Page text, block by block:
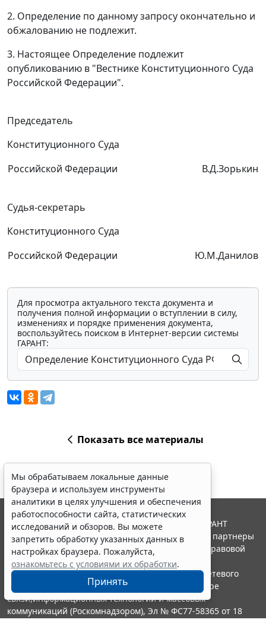
2. Определение по данному запросу окончательно и
обжалованию не подлежит.
3. Настоящее Определение подлежит
опубликованию в "Вестнике Конституционного Суда
Российской Федерации".
Председатель
Конституционного Суда
Российской Федерации
В.Д.Зорькин
Судья-секретарь
Конституционного Суда
Российской Федерации
Ю.М.Данилов
Для просмотра актуального текста документа и
получения полной информации о вступлении в силу,
изменениях и порядке применения документа,
воспользуйтесь поиском в Интернет-версии системы
ГАРАНТ:
Показать все материалы
Мы обрабатываем локальные данные
браузера и используем инструменты
аналитики в целях улучшения и обеспечения
работоспособности сайта, статистических
исследований и обзоров. Вы можете
запретить обработку указанных данных в
настройках браузера. Пожалуйста,
ознакомьтесь с условиями их обработки.
Принять
© ООО "НПП "ГАРАНТ-СЕРВИС", 2026. Система ГАРАНТ
выпускается с 1990 года. Компания "Гарант" и ее партнеры
являются участниками Российской ассоциации правовой
информации ГАРАНТ.
Портал ГАРАНТ.РУ зарегистрирован в качестве сетевого
издания Федеральной службой по надзору в сфере
связи,информационных технологий и массовых
коммуникаций (Роскомнадзором), Эл № ФС77-58365 от 18